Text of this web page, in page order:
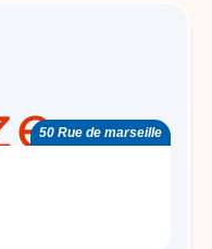
50 Rue de marseille